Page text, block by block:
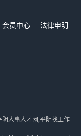
会员中心
法律申明
人事人才网,平阴找工作